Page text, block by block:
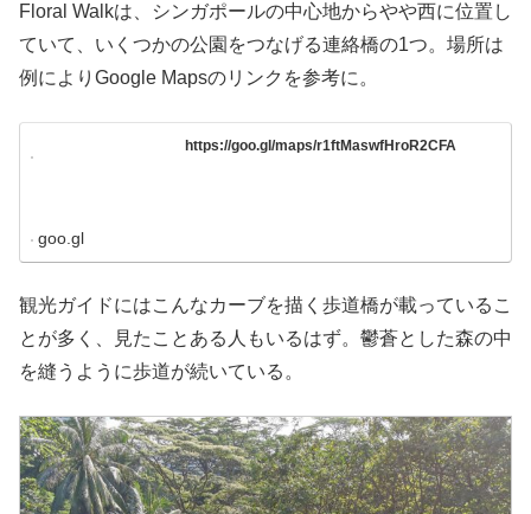
Floral Walkは、シンガポールの中心地からやや西に位置し
ていて、いくつかの公園をつなげる連絡橋の1つ。場所は
例によりGoogle Mapsのリンクを参考に。
https://goo.gl/maps/r1ftMaswfHroR2CFA
goo.gl
観光ガイドにはこんなカーブを描く歩道橋が載っているこ
とが多く、見たことある人もいるはず。鬱蒼とした森の中
を縫うように歩道が続いている。